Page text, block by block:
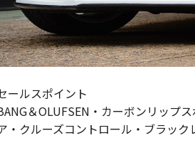
ールスポイント
＆OLUFSEN・カーボンリップ
・クルーズコントロール・ブラッ